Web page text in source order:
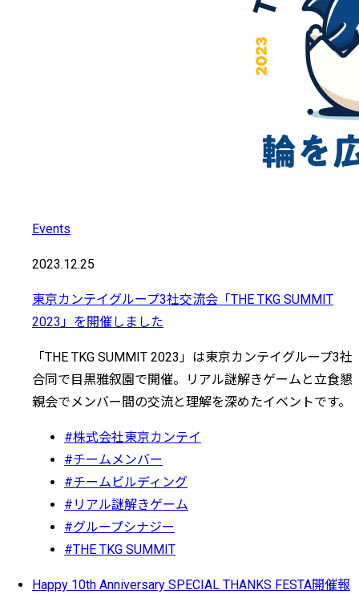
Events
2023.12.25
東京カンテイグループ3社交流会「THE TKG SUMMIT
2023」を開催しました
「THE TKG SUMMIT 2023」は東京カンテイグループ3社
合同で目黒雅叙園で開催。リアル謎解きゲームと立食懇
親会でメンバー間の交流と理解を深めたイベントです。
#株式会社東京カンテイ
#チームメンバー
#チームビルディング
#リアル謎解きゲーム
#グループシナジー
#THE TKG SUMMIT
Happy 10th Anniversary SPECIAL THANKS FESTA開催報